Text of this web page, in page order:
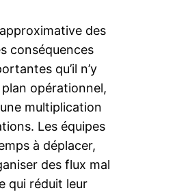
des
conséquences
qu’il n’y
opérationnel,
multiplication
Les équipes
à déplacer,
des flux mal
qui réduit leur